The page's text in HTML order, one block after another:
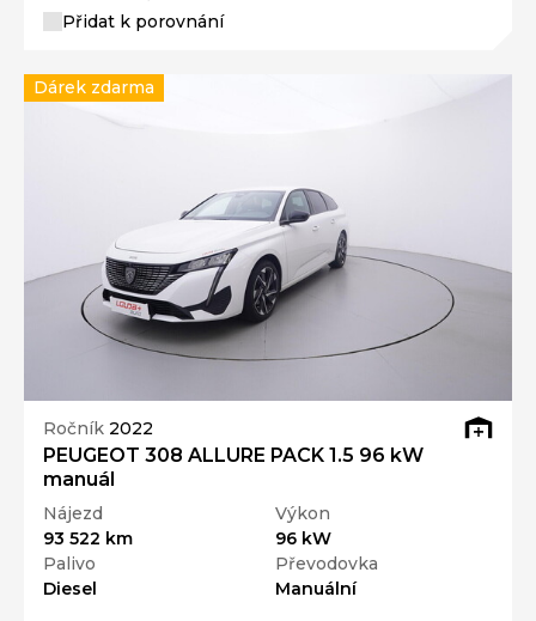
Přidat k porovnání
Ročník 2022
PEUGEOT 308 ALLURE PACK 1.5 96 kW
manuál
Nájezd
93 522 km
Výkon
96 kW
Palivo
Diesel
Převodovka
Manuální
Dárek zdarma